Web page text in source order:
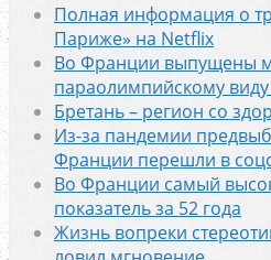
Полная информация о
Париже» на Netflix
Во Франции выпущены
параолимпийскому виду
Бретань – регион со
Из-за пандемии
Франции перешли в
Во Франции самый
показатель за 52 года
Жизнь вопреки